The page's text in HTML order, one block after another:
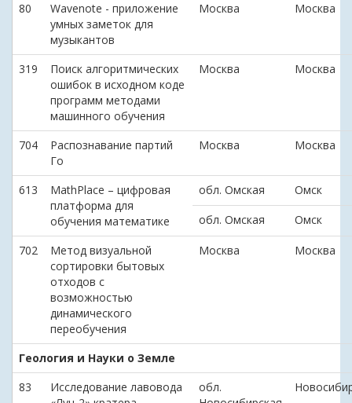
80
Wavenote - приложение
умных заметок для
музыкантов
Москва Москва
319
Поиск алгоритмических
ошибок в исходном коде
программ методами
машинного обучения
Москва Москва
704
Распознавание партий
Го
Москва Москва
613
MathPlace – цифровая
платформа для
обучения математике
обл. Омская
Омск
обл. Омская
Омск
702
Метод визуальной
сортировки бытовых
отходов с
возможностью
динамического
переобучения
Москва Москва
Геология и Науки о Земле
83
Исследование лавовода
обл.